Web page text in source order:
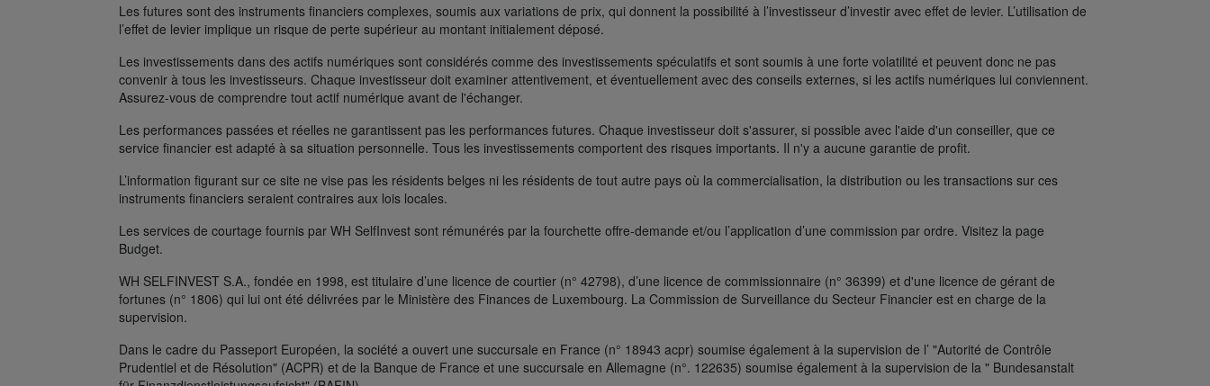
Les futures sont des instruments financiers complexes, soumis aux variations de prix, qui donnent la possibilité à l’investisseur d’investir avec effet de levier. L’utilisation de
l’effet de levier implique un risque de perte supérieur au montant initialement déposé.
Les investissements dans des actifs numériques sont considérés comme des investissements spéculatifs et sont soumis à une forte volatilité et peuvent donc ne pas
convenir à tous les investisseurs. Chaque investisseur doit examiner attentivement, et éventuellement avec des conseils externes, si les actifs numériques lui conviennent.
Assurez-vous de comprendre tout actif numérique avant de l'échanger.
Les performances passées et réelles ne garantissent pas les performances futures. Chaque investisseur doit s'assurer, si possible avec l'aide d'un conseiller, que ce
service financier est adapté à sa situation personnelle. Tous les investissements comportent des risques importants. Il n'y a aucune garantie de profit.
L’information figurant sur ce site ne vise pas les résidents belges ni les résidents de tout autre pays où la commercialisation, la distribution ou les transactions sur ces
instruments financiers seraient contraires aux lois locales.
Les services de courtage fournis par WH SelfInvest sont rémunérés par la fourchette offre-demande et/ou l’application d’une commission par ordre. Visitez la page
Budget.
WH SELFINVEST S.A., fondée en 1998, est titulaire d’une licence de courtier (n° 42798), d’une licence de commissionnaire (n° 36399) et d'une licence de gérant de
fortunes (n° 1806) qui lui ont été délivrées par le Ministère des Finances de Luxembourg. La Commission de Surveillance du Secteur Financier est en charge de la
supervision.
Dans le cadre du Passeport Européen, la société a ouvert une succursale en France (n° 18943 acpr) soumise également à la supervision de l’ "Autorité de Contrôle
Prudentiel et de Résolution" (ACPR) et de la Banque de France et une succursale en Allemagne (n°. 122635) soumise également à la supervision de la " Bundesanstalt